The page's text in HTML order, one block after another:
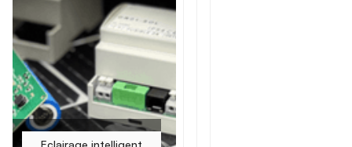
Eclairage intelligent